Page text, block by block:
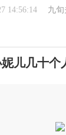
14:56:14 九
儿几十个